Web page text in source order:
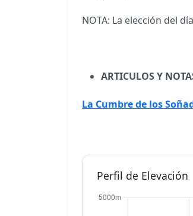
NOTA: La elección del
ARTICULOS Y
La Cumbre de los
Perfil de Elevación